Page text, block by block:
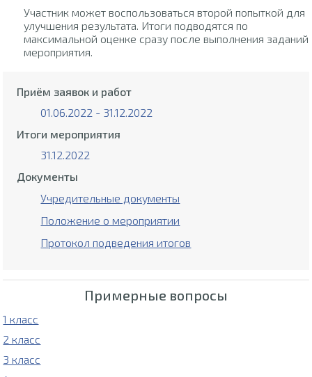
Участник может воспользоваться второй попыткой для
улучшения результата. Итоги подводятся по
максимальной оценке сразу после выполнения заданий
мероприятия.
Приём заявок и работ
01.06.2022 - 31.12.2022
Итоги мероприятия
31.12.2022
Документы
Учредительные документы
Положение о мероприятии
Протокол подведения итогов
Примерные вопросы
1 класс
2 класс
3 класс